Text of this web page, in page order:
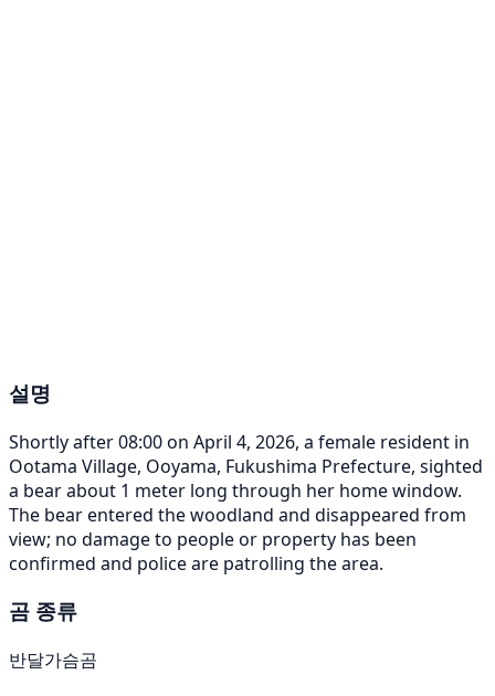
설명
Shortly after 08:00 on April 4, 2026, a female resident in
Ootama Village, Ooyama, Fukushima Prefecture, sighted
a bear about 1 meter long through her home window.
The bear entered the woodland and disappeared from
view; no damage to people or property has been
confirmed and police are patrolling the area.
곰 종류
반달가슴곰